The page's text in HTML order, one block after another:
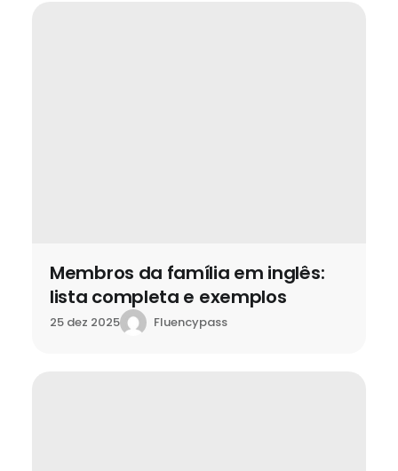
Membros da família em inglês:
lista completa e exemplos
25 dez 2025 Fluencypass